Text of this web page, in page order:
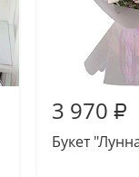
3 970 ₽
Букет